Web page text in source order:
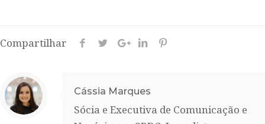
Compartilhar
Cássia Marques
Sócia e Executiva de Comunicação e